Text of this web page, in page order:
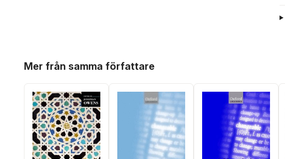
Mer från samma författare